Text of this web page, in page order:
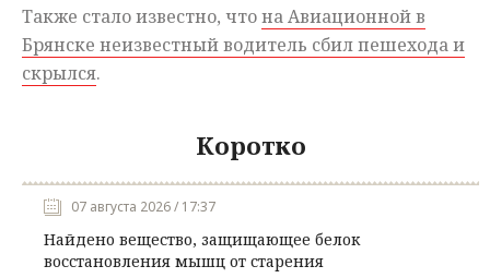
Также стало известно, чтона Авиационной в
Брянске неизвестный водитель сбил пешехода и
скрылся.
Коротко
07 августа 2026 / 17:37
Найдено вещество, защищающее белок
восстановления мышц от старения